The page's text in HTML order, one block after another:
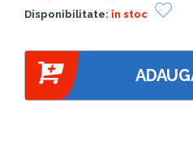
Disponibilitate: în stoc